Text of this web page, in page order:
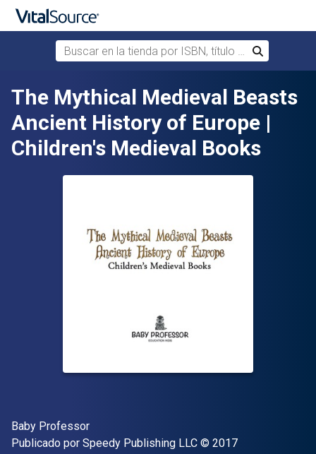
Saltar al contenido principal
Buscar en la tienda por ISBN, título o autor
Buscar
The Mythical Medieval Beasts
Ancient History of Europe |
Children's Medieval Books
Autor(es)
Baby Professor
Editor
Publicado por Speedy Publishing LLC Copyright
© 2017